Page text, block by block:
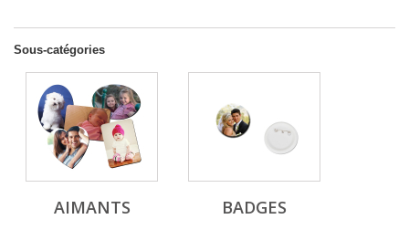
Sous-catégories
AIMANTS BADGES